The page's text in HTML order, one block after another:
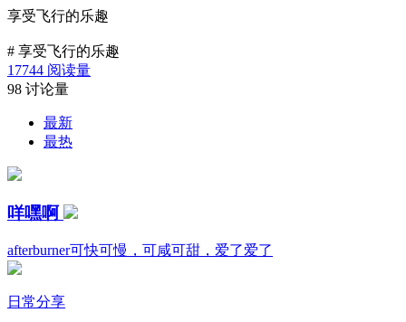
享受飞行的乐趣
# 享受飞行的乐趣
17744 阅读量
98 讨论量
最新
最热
咩嘿啊
afterburner可快可慢，可咸可甜，爱了爱了
日常分享